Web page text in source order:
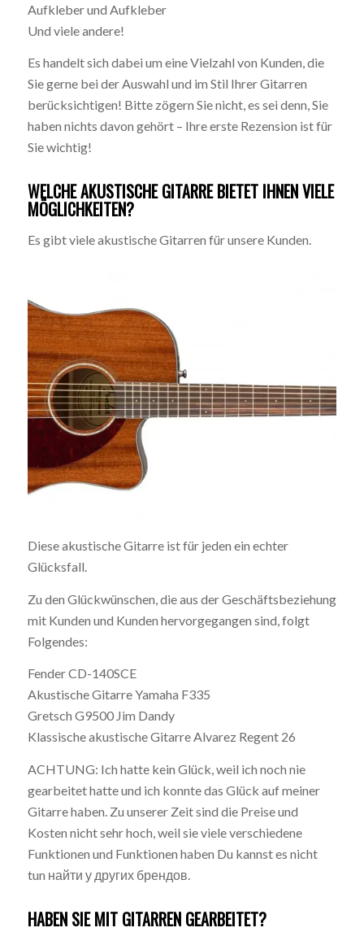
Aufkleber und Aufkleber
Und viele andere!
Es handelt sich dabei um eine Vielzahl von Kunden, die
Sie gerne bei der Auswahl und im Stil Ihrer Gitarren
berücksichtigen! Bitte zögern Sie nicht, es sei denn, Sie
haben nichts davon gehört – Ihre erste Rezension ist für
Sie wichtig!
WELCHE AKUSTISCHE GITARRE BIETET IHNEN VIELE
MÖGLICHKEITEN?
Es gibt viele akustische Gitarren für unsere Kunden.
Diese akustische Gitarre ist für jeden ein echter
Glücksfall.
Zu den Glückwünschen, die aus der Geschäftsbeziehung
mit Kunden und Kunden hervorgegangen sind, folgt
Folgendes:
Fender CD-140SCE
Akustische Gitarre Yamaha F335
Gretsch G9500 Jim Dandy
Klassische akustische Gitarre Alvarez Regent 26
ACHTUNG: Ich hatte kein Glück, weil ich noch nie
gearbeitet hatte und ich konnte das Glück auf meiner
Gitarre haben. Zu unserer Zeit sind die Preise und
Kosten nicht sehr hoch, weil sie viele verschiedene
Funktionen und Funktionen haben Du kannst es nicht
tun найти у других брендов.
HABEN SIE MIT GITARREN GEARBEITET?